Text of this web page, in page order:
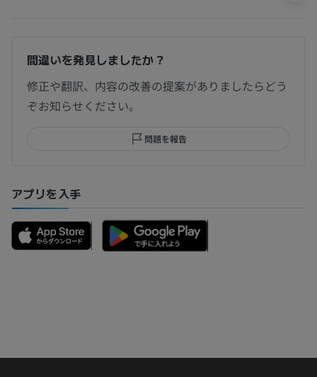
間違いを発見しましたか？
修正や翻訳、内容の改善の提案がありましたらどう
ぞお知らせください。
問題を報告
アプリを入手